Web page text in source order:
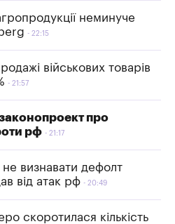
неминуче
22:15
військових товарів
21:57
про
рф
21:17
визнавати дефолт
від атак рф
20:49
скоротилася кількість